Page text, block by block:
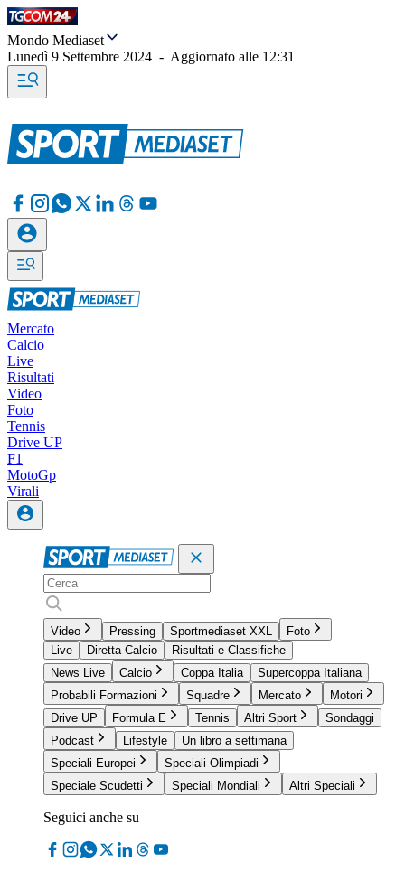
Mondo Mediaset
Lunedì 9 Settembre 2024 - Aggiornato alle 12:31
Mercato
Calcio
Live
Risultati
Video
Foto
Tennis
Drive UP
F1
MotoGp
Virali
Video Pressing Sportmediaset XXL
Foto
Live
Diretta Calcio
Risultati e Classifiche
News Live
Calcio Coppa Italia
Supercoppa Italiana
Probabili Formazioni
Squadre Mercato
Motori
Drive UP
Formula E Tennis Altri Sport
Sondaggi
Podcast
Lifestyle
Un libro a settimana
Speciali Europei
Speciali Olimpiadi
Speciale Scudetti
Speciali Mondiali Altri Speciali
Seguici anche su